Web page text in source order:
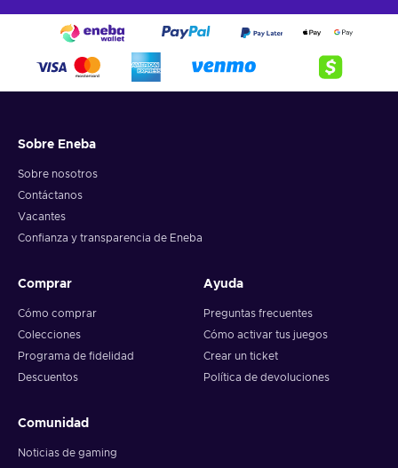
Sobre Eneba
Sobre nosotros
Contáctanos
Vacantes
Confianza y transparencia de Eneba
Comprar
Cómo comprar
Colecciones
Programa de fidelidad
Descuentos
Ayuda
Preguntas frecuentes
Cómo activar tus juegos
Crear un ticket
Política de devoluciones
Comunidad
Noticias de gaming